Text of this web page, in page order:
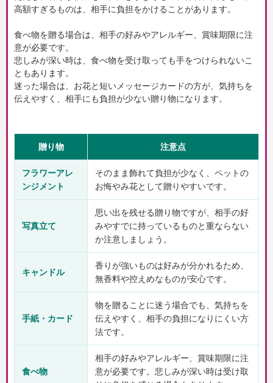
高額すぎるものは、相手に負担をかけることがあります。
食べ物を贈る場合は、相手の好みやアレルギー、賞味期限に注
意が必要です。
悲しみが深い時は、食べ物を受け取っても手をつけられないこ
ともあります。
迷った場合は、お花と短いメッセージカードの方が、気持ちを
伝えやすく、相手にも負担が少ない贈り物になります。
贈り物 注意点
フラワーアレ
ンジメント
そのまま飾れて負担が少なく、ペットの
お悔やみ花として贈りやすいです。
写真立て
思い出を残せる贈り物ですが、相手の好
みやすでに持っているものと重ならない
か注意しましょう。
キャンドル
香りが強いものは好みが分かれるため、
無香料や控えめなものが安心です。
手紙・カード
物を贈ることに迷う場合でも、気持ちを
伝えやすく、相手の負担になりにくい方
法です。
食べ物
相手の好みやアレルギー、賞味期限に注
意が必要です。悲しみが深い時は受け取